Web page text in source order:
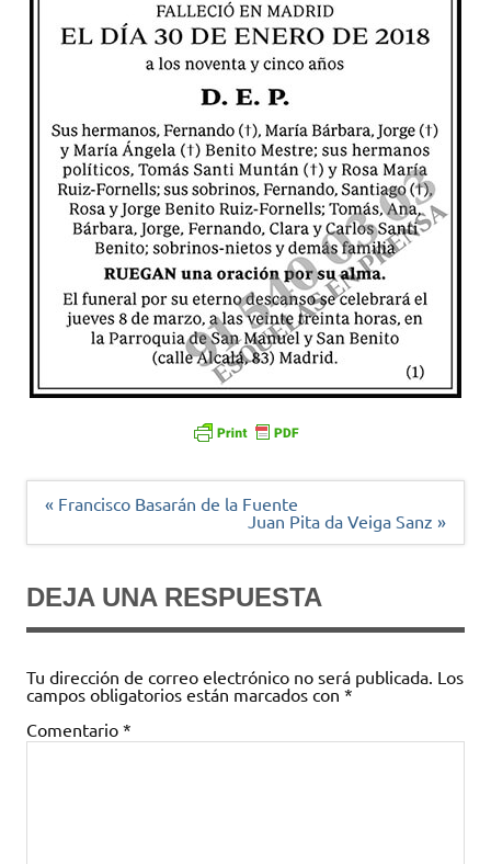
Navegación
« Francisco Basarán de la Fuente
Juan Pita da Veiga Sanz »
DEJA UNA RESPUESTA
Tu dirección de correo electrónico no será publicada. Los
campos obligatorios están marcados con *
Comentario *